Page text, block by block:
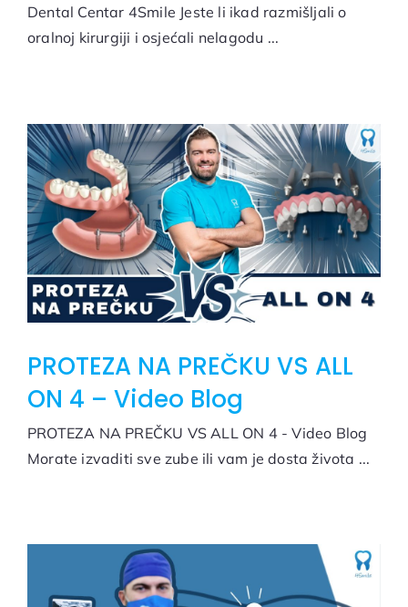
Dental Centar 4Smile Jeste li ikad razmišljali o
oralnoj kirurgiji i osjećali nelagodu ...
PROTEZA NA PREČKU VS ALL
ON 4 – Video Blog
PROTEZA NA PREČKU VS ALL ON 4 - Video Blog
Morate izvaditi sve zube ili vam je dosta života ...